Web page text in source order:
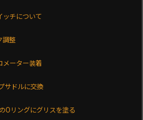
ッチについて
調整
メーター装着
サドルに交換
Oリングにグリスを塗る